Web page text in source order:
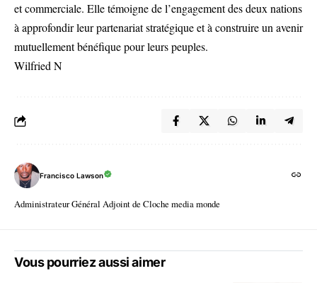
et commerciale. Elle témoigne de l’engagement des deux nations
à approfondir leur partenariat stratégique et à construire un avenir
mutuellement bénéfique pour leurs peuples.
Wilfried N
Francisco Lawson
Administrateur Général Adjoint de Cloche media monde
Vous pourriez aussi aimer